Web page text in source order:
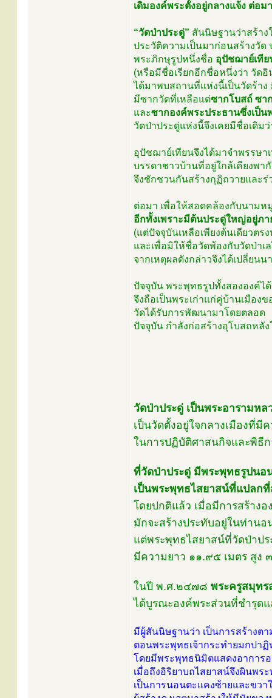
เดิมองค์พระตั้งอยู่กลางแจ้ง ต่อ
“วัดป่าประดู่” สันนิษฐานว่าสร้าง
ประวัติความเป็นมาก่อนสร้างวั
พระภิกษุรูปหนึ่งชื่อ อุปัชฌาย์เทีย
(หรือมีชื่อเรียกอีกชื่อหนึ่งว่า วัด
ได้มาพบสถานที่แห่งนี้เป็นวัดร้าง
มีซากวัดที่เหลือแต่ซากโบสถ์ ซา
และซากองค์พระประธานซึ่งเป็น
วัดป่าประดู่แห่งนี้จึงเคยมีชื่อเดิม
อุปัชฌาย์เทียนจึงได้มาจำพรรษ
บรรดาชาวบ้านที่อยู่ใกล้เคียงพา
จึงชักชวนกันสร้างกุฏิถวายและ
ต่อมา เพื่อให้สอดคล้องกับนาม
อีกทั้งเพราะมีต้นประดู่ใหญ่อยู่ภ
(แต่ปัจจุบันเหลือเพียงต้นเดียวตร
และเพื่อมิให้ชื่อวัดพ้องกับวัดป่าเ
จากเหตุผลดังกล่าวจึงได้เปลี่ยนน
ปัจจุบัน พระพุทธรูปทั้งสององค์ไ
จึงถือเป็นพระเก่าแก่คู่บ้านเมือง
วัดได้รับการพัฒนามาโดยตลอด
ปัจจุบัน กำลังก่อสร้างอุโบสถหลั
วัดป่าประดู่ เป็นพระอารามห
เป็นวัดตั้งอยู่ใจกลางเมืองที่
ในการปฏิบัติศาสนกิจและพิธี
ที่วัดป่าประดู่ มีพระพุทธรูปนอ
เป็นพระพุทธไสยาสน์ที่แปลกที่
โดยปกติแล้ว เมื่อมีการสร้าง
มักจะสร้างประทับอยู่ในท่านอ
แต่พระพุทธไสยาสน์ที่วัดป่าป
มีความยาว ๑๑.๙๕ เมตร สูง
ในปี พ.ศ.๒๔๗๘ พระครูสมุท
ได้บูรณะองค์พระส่วนที่ชำรุด
มีผู้สันนิษฐานว่า เป็นการสร้างต
ตอนพระพุทธเจ้ากระทำยมกปาฏิ
โดยมีพระพุทธนิมิตแสดงอาการอ
เมื่อถึงอิริยาบถไสยาสน์จึงผินพร
เป็นการนอนตะแคงซ้ายและขว